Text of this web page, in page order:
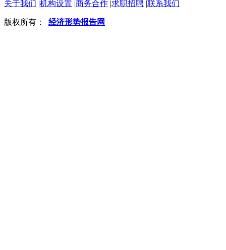
关于我们 |机构设置 |商务合作 |求职招聘 |联系我们
版权所有： 经济形势报告网